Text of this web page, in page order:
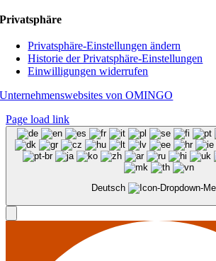
Privatsphäre
Privatsphäre-Einstellungen ändern
Historie der Privatsphäre-Einstellungen
Einwilligungen widerrufen
Unternehmenswebsites von OMINGO
Page load link
Deutsch